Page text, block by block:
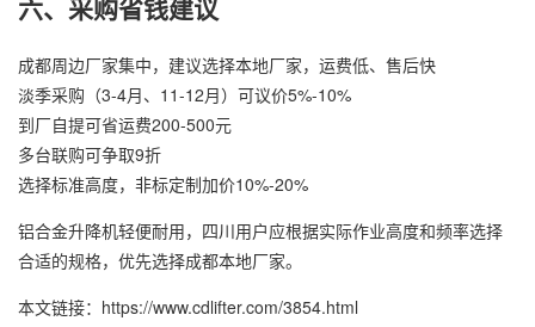
成都周边厂家集中，建议选择本地厂家，运费低、售后快
淡季采购（3-4月、11-12月）可议价5%-10%
到厂自提可省运费200-500元
多台联购可争取9折
选择标准高度，非标定制加价10%-20%
铝合金升降机轻便耐用，四川用户应根据实际作业高度和频率选择
合适的规格，优先选择成都本地厂家。
本文链接：https://www.cdlifter.com/3854.html